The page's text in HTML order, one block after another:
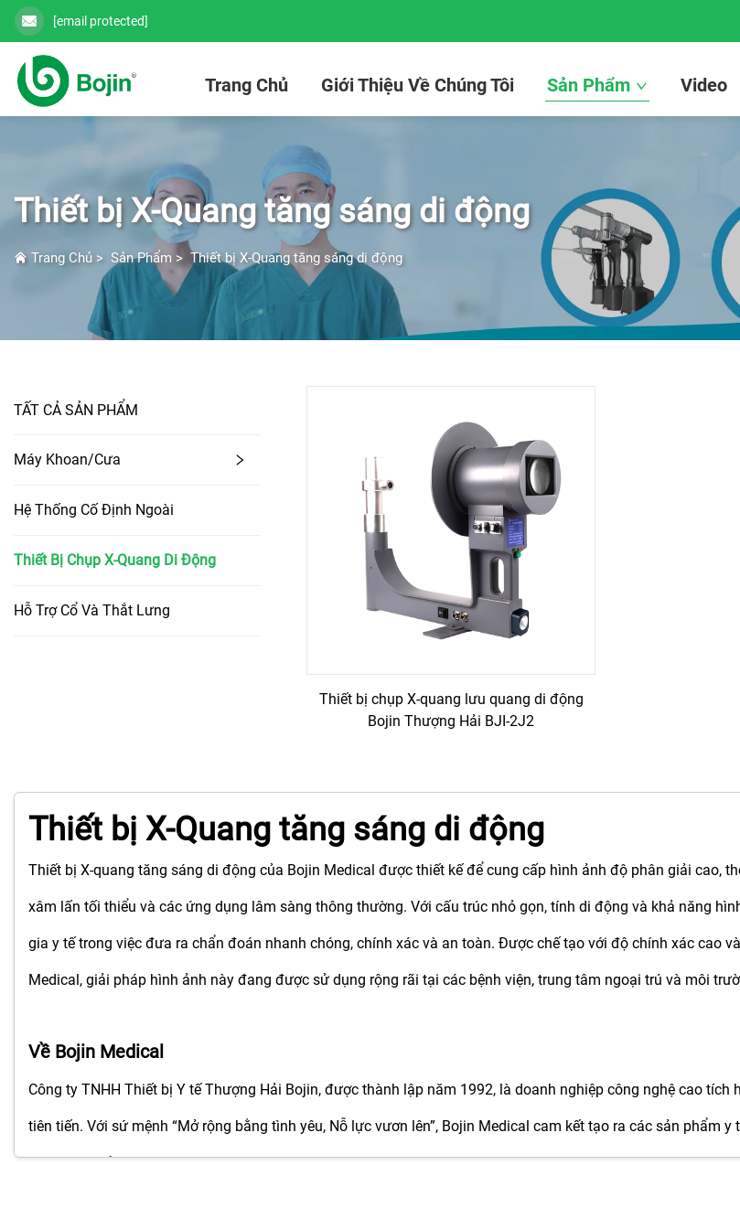
[email protected]
Trang Chủ Giới Thiệu Về Chúng Tôi Sản Phẩm Video
Thiết bị X-Quang tăng sáng di động
Trang Chủ > Sản Phẩm > Thiết bị X-Quang tăng sáng di động
TẤT CẢ SẢN PHẨM
Máy Khoan/Cưa
Hệ Thống Cố Định Ngoài
Thiết Bị Chụp X-Quang Di Động
Hỗ Trợ Cổ Và Thắt Lưng
Thiết bị chụp X-quang lưu quang di động
Bojin Thượng Hải BJI-2J2
Thiết bị X-Quang tăng sáng di động
Thiết bị X-quang tăng sáng di động của Bojin Medical được thiết kế để cung cấp hình ảnh độ phân giải cao,
xâm lấn tối thiểu và các ứng dụng lâm sàng thông thường. Với cấu trúc nhỏ gọn, tính di động và khả năng
gia y tế trong việc đưa ra chẩn đoán nhanh chóng, chính xác và an toàn. Được chế tạo với độ chính xác cao
Medical, giải pháp hình ảnh này đang được sử dụng rộng rãi tại các bệnh viện, trung tâm ngoại trú và môi
Về Bojin Medical
Công ty TNHH Thiết bị Y tế Thượng Hải Bojin, được thành lập năm 1992, là doanh nghiệp công nghệ cao
tiên tiến. Với sứ mệnh “Mở rộng bằng tình yêu, Nỗ lực vươn lên”, Bojin Medical cam kết tạo ra các sản phẩm
lượng toàn cầu.